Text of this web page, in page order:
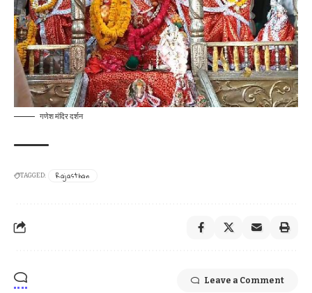
गणेश मंदिर दर्शन
TAGGED: Rajasthan
Leave a Comment